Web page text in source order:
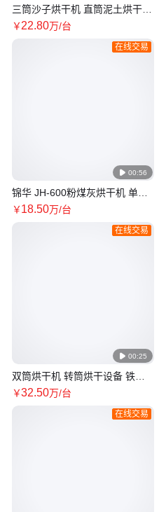
三筒沙子烘干机 直筒泥土烘干除
湿机 兰炭精煤褐煤烘干设备 锦
￥22.80万/台
 00:56
在线交易
锦华 JH-600粉煤灰烘干机 单筒
超细矿粉烘干设备 环保型石粉干
￥18.50万/台
 00:25
在线交易
双筒烘干机 转筒烘干设备 铁粉
烘干 时产50吨每小时 铁屑烘干
￥32.50万/台
在线交易